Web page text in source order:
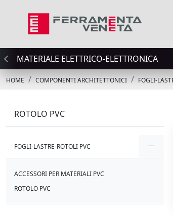
MATERIALE ELETTRICO-ELETTRONICA
HOME COMPONENTI ARCHITETTONICI FOGLI-
ROTOLO PVC
FOGLI-LASTRE-ROTOLI PVC
ACCESSORI PER MATERIALI PVC
ROTOLO PVC